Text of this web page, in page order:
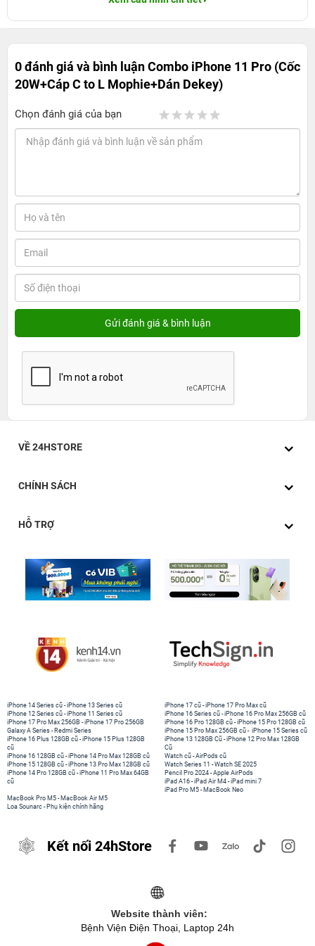
0 đánh giá và bình luậnCombo iPhone 11 Pro (Cốc
20W+Cáp C to L Mophie+Dán Dekey)
Chọn đánh giá của bạn
VỀ 24HSTORE
CHÍNH SÁCH
HỖ TRỢ
iPhone 14 Series cũ -iPhone 13 Series cũ
iPhone 12 Series cũ -iPhone 11 Series cũ
iPhone 17 Pro Max 256GB -iPhone 17 Pro 256GB
Galaxy A Series - Redmi Series
iPhone 17 cũ -iPhone 17 Pro Max cũ
iPhone 16 Series cũ - iPhone 16 Pro Max 256GB cũ
iPhone 16 Pro 128GB cũ -iPhone 15 Pro 128GB cũ
iPhone 15 Pro Max 256GB cũ - iPhone 15 Series cũ
iPhone 16 Plus 128GB cũ -iPhone 15 Plus 128GB
cũ
iPhone 16 128GB cũ -iPhone 14 Pro Max 128GB cũ
iPhone 15 128GB cũ -iPhone 13 Pro Max 128GB cũ
iPhone 14 Pro 128GB cũ -iPhone 11 Pro Max 64GB
cũ
iPhone 13 128GB Cũ -iPhone 12 Pro Max 128GB
Cũ
Watch cũ -AirPods cũ
Watch Series 11 -Watch SE 2025
Pencil Pro 2024 -Apple AirPods
iPad A16 -iPad Air M4 -iPad mini 7
iPad Pro M5 - MacBook Neo
MacBook Pro M5 - MacBook Air M5
Loa Sounarc - Phụ kiện chính hãng
Kết nối 24hStore
Website thành viên:
Bệnh Viện Điện Thoại, Laptop 24h